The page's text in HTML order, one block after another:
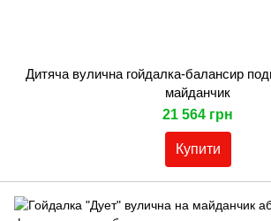
Дитяча вулична гойдалка-балансир
майданчик
21 564 грн
Купити